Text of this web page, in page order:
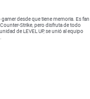
desde que tiene memoria. Es fan
Strike, pero disfruta de todo
de LEVEL UP, se unió al equipo